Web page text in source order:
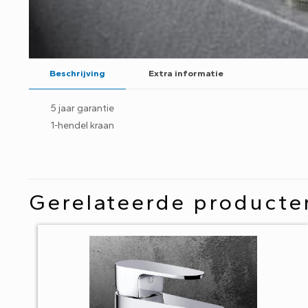
Beschrijving Extra informatie
5 jaar garantie
1-hendel kraan
Gerelateerde